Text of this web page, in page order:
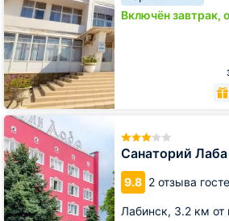
Включён завтрак,
Санаторий Лаба
9.8 2 отзыва
Лабинск, 3.2 км от
Санаторий
Лаба